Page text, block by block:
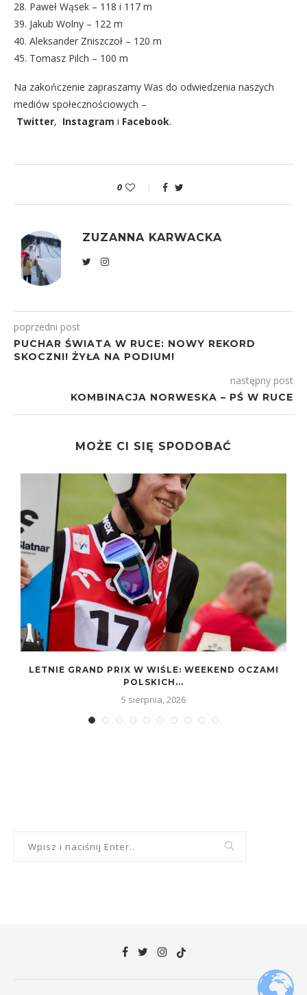
28. Paweł Wąsek – 118 i 117 m
39. Jakub Wolny – 122 m
40. Aleksander Zniszczoł – 120 m
45. Tomasz Pilch – 100 m
Na zakończenie zapraszamy Was do odwiedzenia naszych
mediów społecznościowych –
Twitter, Instagram i Facebook.
0
ZUZANNA KARWACKA
poprzedni post
PUCHAR ŚWIATA W RUCE: NOWY REKORD
SKOCZNI! ŻYŁA NA PODIUM!
następny post
KOMBINACJA NORWESKA – PŚ W RUCE
MOŻE CI SIĘ SPODOBAĆ
LETNIE GRAND PRIX W WIŚLE: WEEKEND OCZAMI
POLSKICH...
5 sierpnia, 2026